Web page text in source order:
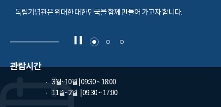
독립기념관은 위대한 대한민국을 함께 만들어 가고자 합니다.
관람시간
3월~10월 | 09:30 ~ 18:00
11월~2월
| 09:30 ~ 17:00